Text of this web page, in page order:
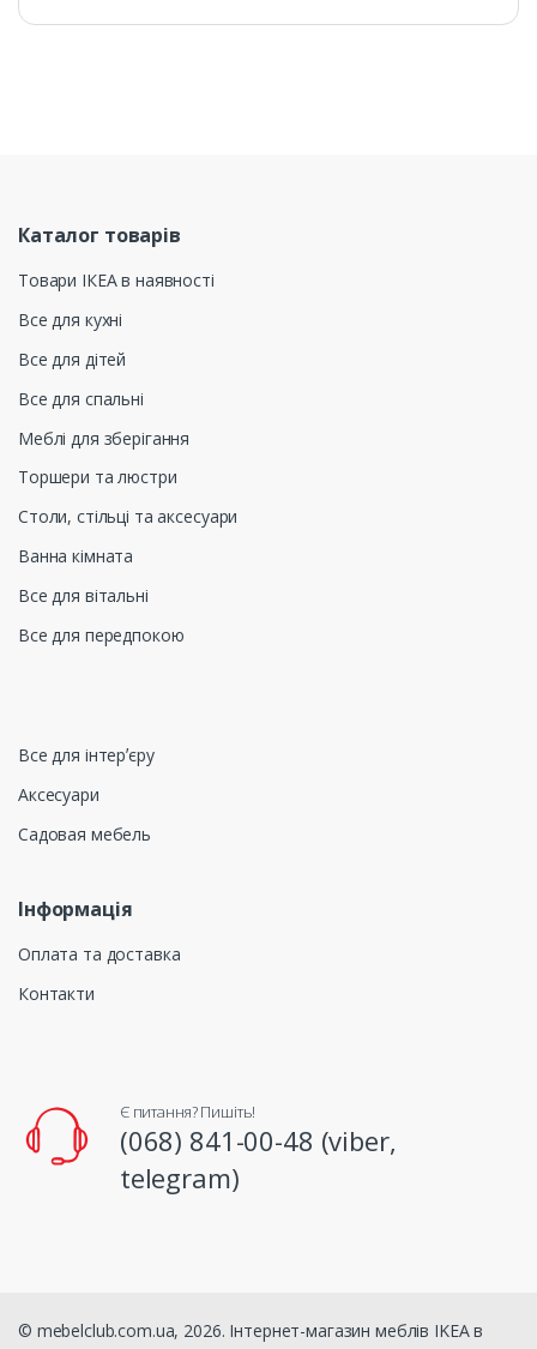
Каталог товарів
Товари ІКЕА в наявності
Все для кухні
Все для дітей
Все для спальні
Меблі для зберігання
Торшери та люстри
Столи, стільці та аксесуари
Ванна кімната
Все для вітальні
Все для передпокою
Все для інтерʼєру
Аксесуари
Садовая мебель
Інформація
Оплата та доставка
Контакти
Є питання? Пишіть!
(068) 841-00-48 (viber,
telegram)
© mebelclub.com.ua, 2026. Інтернет-магазин меблів IKEA в